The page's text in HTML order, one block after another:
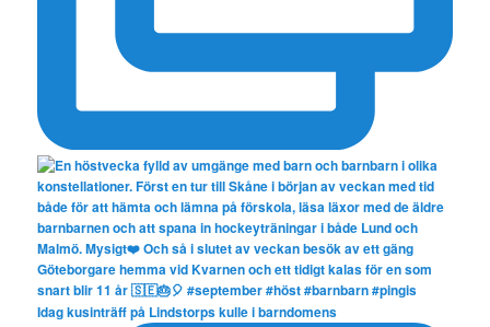
Idag kusinträff på Lindstorps kulle i barndomens